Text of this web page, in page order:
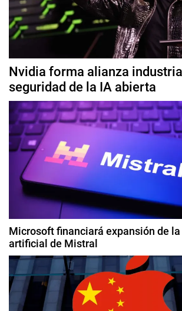
Nvidia forma alianza
seguridad de la IA abierta
Microsoft financiará expansión de
artificial de Mistral